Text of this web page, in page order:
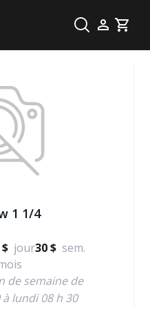
Cart
1 1/4
jour30 $ sem.
de semaine de
lundi 08 h 30